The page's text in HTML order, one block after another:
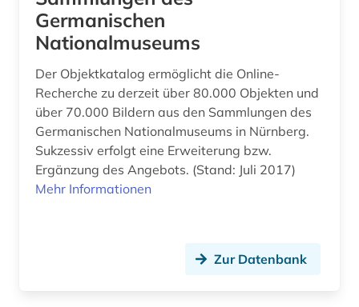
edition (1)
egon (1)
eichstätt (1)
einblattdrucke (1)
einführung (1)
einkauf (1)
einwohnermelderegister (1)
Germanischen
Nationalmuseums
Der Objektkatalog ermöglicht die Online-
Recherche zu derzeit über 80.000 Objekten und
über 70.000 Bildern aus den Sammlungen des
Germanischen Nationalmuseums in Nürnberg.
Sukzessiv erfolgt eine Erweiterung bzw.
Ergänzung des Angebots. (Stand: Juli 2017)
Mehr Informationen
Zur Datenbank